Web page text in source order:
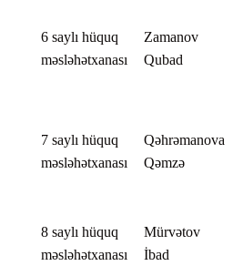
6 saylı hüquq
məsləhətxanası
Zamanov
Qubad
7 saylı hüquq
məsləhətxanası
Qəhrəmanova
Qəmzə
8 saylı hüquq
məsləhətxanası
Mürvətov
İbad